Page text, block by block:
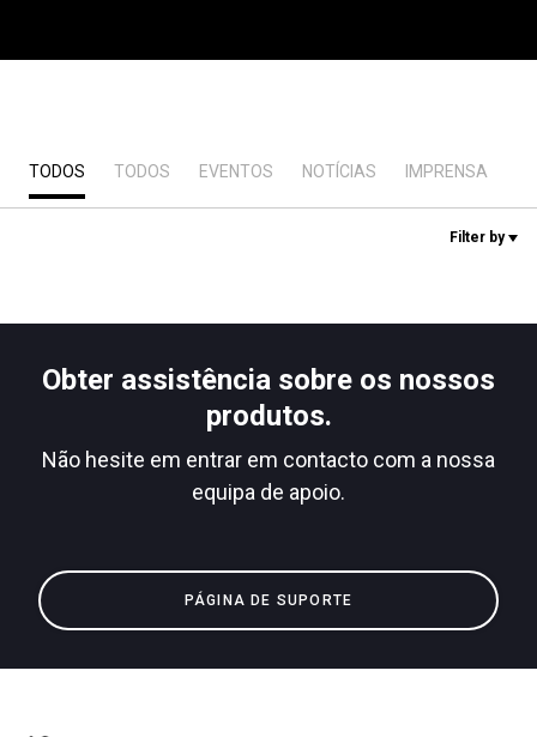
TODOS TODOS EVENTOS NOTÍCIAS IMPRENSA
Filter by
Obter assistência sobre os nossos
produtos.
Não hesite em entrar em contacto com a nossa
equipa de apoio.
PÁGINA DE SUPORTE
Produtos
Descarregar
Sustentabilidade
Contacte-nos